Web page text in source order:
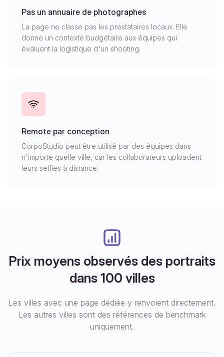
Pas un annuaire de photographes
La page ne classe pas les prestataires locaux. Elle
donne un contexte budgétaire aux équipes qui
évaluent la logistique d'un shooting.
Remote par conception
CorpoStudio peut être utilisé par des équipes dans
n'importe quelle ville, car les collaborateurs uploadent
leurs selfies à distance.
Prix moyens observés des portraits
dans 100 villes
Les villes avec une page dédiée y renvoient directement.
Les autres villes sont des références de benchmark
uniquement.